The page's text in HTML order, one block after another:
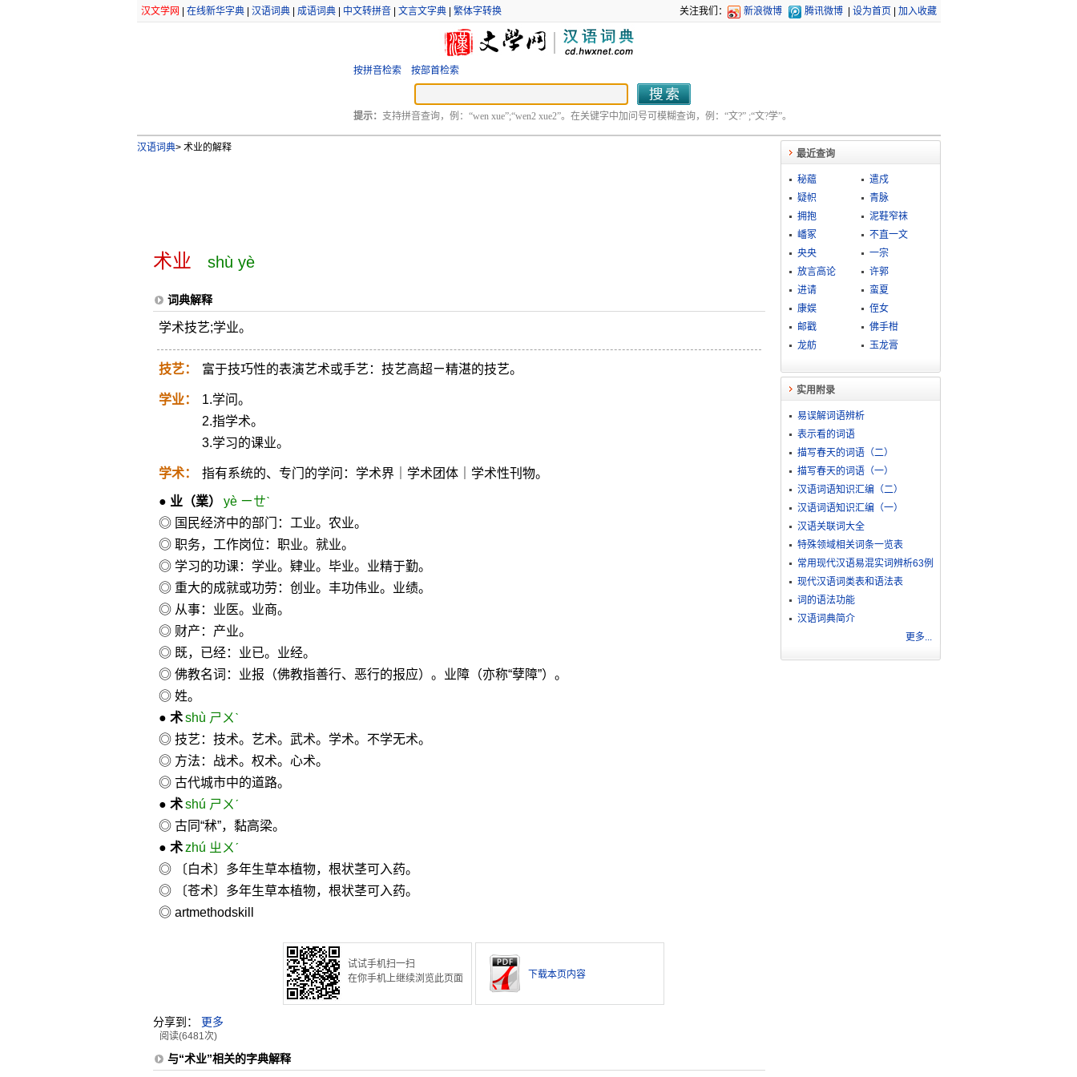
汉文学网 在线新华字典| 汉语词典| 成语词典| 中文转拼音| 文言文字典| 繁体字转换 关注我们： 新浪微博 腾讯微博 设为首页 加入收藏
按拼音检索 按部首检索
提示： 支持拼音查询，例：“wen xue”;“wen2 xue2”。在关键字中加问号可模糊查询，例：“文?” ;“文?学”。
汉语词典>术业的解释
术业 shù yè
词典解释
学术技艺;学业。
技艺： 富于技巧性的表演艺术或手艺：技艺高超ㄧ精湛的技艺。
学业：
1.学问。
2.指学术。
3.学习的课业。
学术： 指有系统的、专门的学问：学术界｜学术团体｜学术性刊物。
● 业（業）
yè ㄧㄝˋ
◎ 国民经济中的部门：工业。农业。
◎ 职务，工作岗位：职业。就业。
◎ 学习的功课：学业。肄业。毕业。业精于勤。
◎ 重大的成就或功劳：创业。丰功伟业。业绩。
◎ 从事：业医。业商。
◎ 财产：产业。
◎ 既，已经：业已。业经。
◎ 佛教名词：业报（佛教指善行、恶行的报应）。业障（亦称“孽障”）。
◎ 姓。
● 术 shù ㄕㄨˋ
◎ 技艺：技术。艺术。武术。学术。不学无术。
◎ 方法：战术。权术。心术。
◎ 古代城市中的道路。
● 术 shú ㄕㄨˊ
◎ 古同“秫”，黏高梁。
● 术 zhú ㄓㄨˊ
◎ 〔白术〕多年生草本植物，根状茎可入药。
◎ 〔苍术〕多年生草本植物，根状茎可入药。
◎ artmethodskill
试试手机扫一扫
在你手机上继续浏览此页面
下载本页内容
分享到： 更多
阅读(6481次)
与“术业”相关的字典解释
最近查询
秘藴
遣戍
疑帜
青脉
拥抱
泥鞋窄袜
嶓冢
不直一文
央央
一宗
放言高论
许郭
进请
蛮夏
康娱
侄女
邮戳
佛手柑
龙舫
玉龙膏
实用附录
易误解词语辨析
表示看的词语
描写春天的词语（二）
描写春天的词语（一）
汉语词语知识汇编（二）
汉语词语知识汇编（一）
汉语关联词大全
特殊领域相关词条一览表
常用现代汉语易混实词辨析63例
现代汉语词类表和语法表
词的语法功能
汉语词典简介
更多...